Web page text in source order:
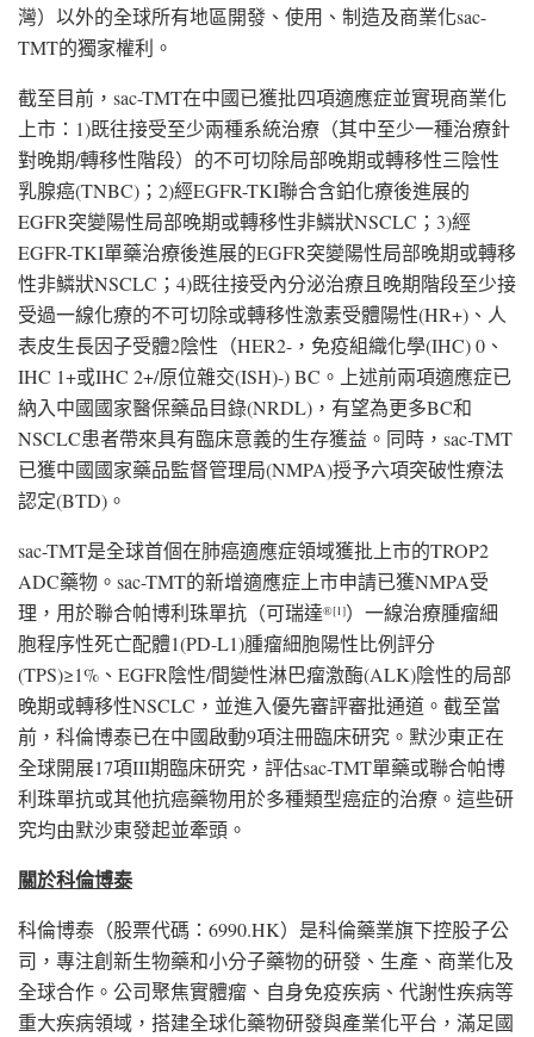
灣）以外的全球所有地區開發、使用、制造及商業化sac-
TMT的獨家權利。
截至目前，sac-TMT在中國已獲批四項適應症並實現商業化
上市：1)既往接受至少兩種系統治療（其中至少一種治療針
對晚期/轉移性階段）的不可切除局部晚期或轉移性三陰性
乳腺癌(TNBC)；2)經EGFR-TKI聯合含鉑化療後進展的
EGFR突變陽性局部晚期或轉移性非鱗狀NSCLC；3)經
EGFR-TKI單藥治療後進展的EGFR突變陽性局部晚期或轉移
性非鱗狀NSCLC；4)既往接受內分泌治療且晚期階段至少接
受過一線化療的不可切除或轉移性激素受體陽性(HR+)、人
表皮生長因子受體2陰性（HER2-，免疫組織化學(IHC) 0、
IHC 1+或IHC 2+/原位雜交(ISH)-) BC。上述前兩項適應症已
納入中國國家醫保藥品目錄(NRDL)，有望為更多BC和
NSCLC患者帶來具有臨床意義的生存獲益。同時，sac-TMT
已獲中國國家藥品監督管理局(NMPA)授予六項突破性療法
認定(BTD)。
sac-TMT是全球首個在肺癌適應症領域獲批上市的TROP2
ADC藥物。sac-TMT的新增適應症上市申請已獲NMPA受
理，用於聯合帕博利珠單抗（可瑞達®[1]）一線治療腫瘤細
胞程序性死亡配體1(PD-L1)腫瘤細胞陽性比例評分
(TPS)≥1%、EGFR陰性/間變性淋巴瘤激酶(ALK)陰性的局部
晚期或轉移性NSCLC，並進入優先審評審批通道。截至當
前，科倫博泰已在中國啟動9項注冊臨床研究。默沙東正在
全球開展17項III期臨床研究，評估sac-TMT單藥或聯合帕博
利珠單抗或其他抗癌藥物用於多種類型癌症的治療。這些研
究均由默沙東發起並牽頭。
關於科倫博泰
科倫博泰（股票代碼：6990.HK）是科倫藥業旗下控股子公
司，專注創新生物藥和小分子藥物的研發、生產、商業化及
全球合作。公司聚焦實體瘤、自身免疫疾病、代謝性疾病等
重大疾病領域，搭建全球化藥物研發與產業化平台，滿足國